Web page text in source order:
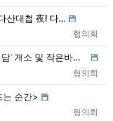
산대첩 夜! 다…
등록자
협의회
남부희망케어센터 주민소통공간 '덕담' 개소 및 작은바자…
등록자
협의회
는 순간>
등록자
협의회